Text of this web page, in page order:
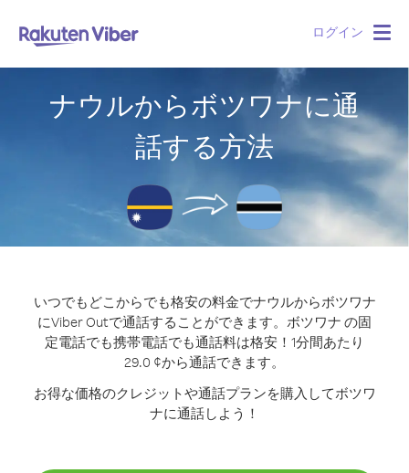
ログイン
ナウルからボツワナに通
話する方法
いつでもどこからでも格安の料金でナウルからボツワナ
にViber Outで通話することができます。 ボツワナ の固
定電話でも携帯電話でも通話料は格安！1分間あたり
29.0 ¢から通話できます。
お得な価格のクレジットや通話プランを購入してボツワ
ナに通話しよう！